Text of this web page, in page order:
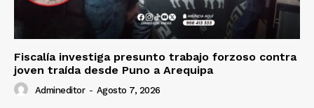
Fiscalía investiga presunto trabajo forzoso contra
joven traída desde Puno a Arequipa
Admineditor - Agosto 7, 2026